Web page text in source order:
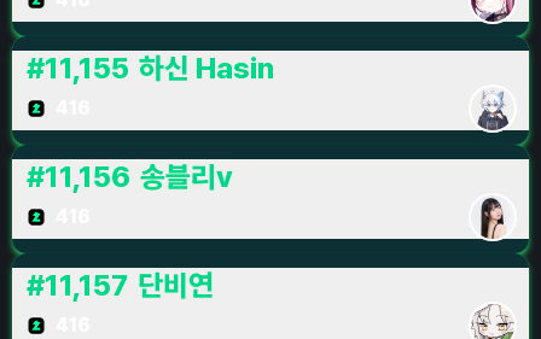
#11,155 하신 Hasin
#11,156 송블리v
#11,157 단비연